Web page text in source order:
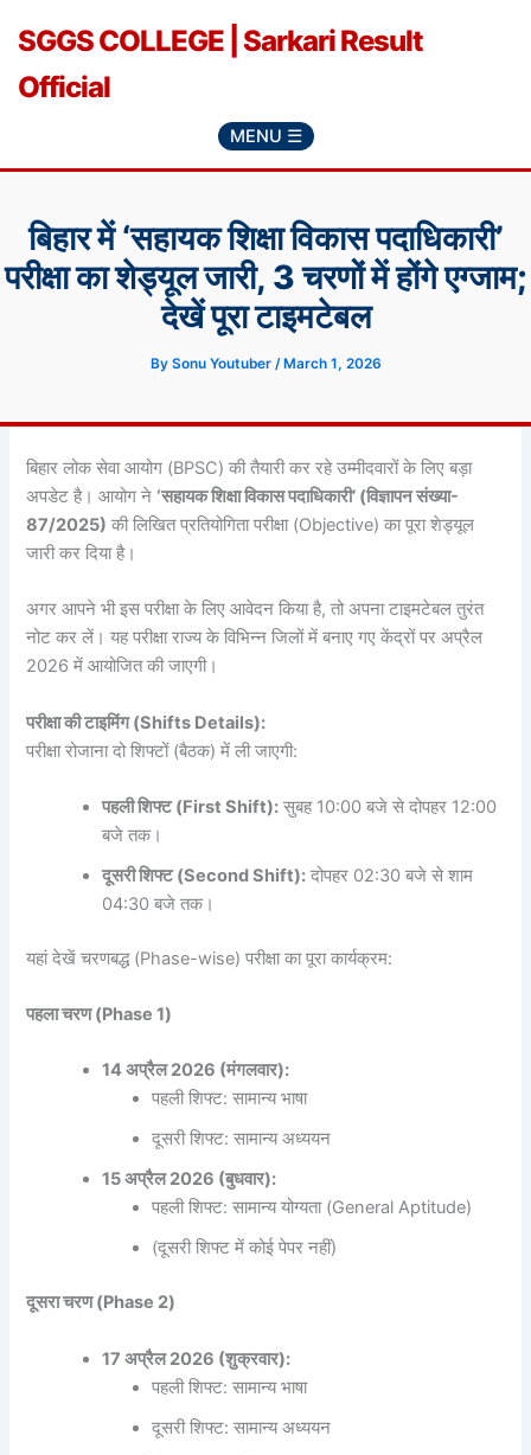
SGGS COLLEGE | Sarkari Result
Official
MENU ☰
content
बिहार में ‘सहायक शिक्षा विकास पदाधिकारी’
परीक्षा का शेड्यूल जारी, 3 चरणों में होंगे एग्जाम;
देखें पूरा टाइमटेबल
By Sonu Youtuber / March 1, 2026
बिहार लोक सेवा आयोग (BPSC) की तैयारी कर रहे उम्मीदवारों के लिए बड़ा
अपडेट है। आयोग ने ‘सहायक शिक्षा विकास पदाधिकारी’ (विज्ञापन संख्या-
87/2025) की लिखित प्रतियोगिता परीक्षा (Objective) का पूरा शेड्यूल
जारी कर दिया है।
अगर आपने भी इस परीक्षा के लिए आवेदन किया है, तो अपना टाइमटेबल तुरंत
नोट कर लें। यह परीक्षा राज्य के विभिन्न जिलों में बनाए गए केंद्रों पर अप्रैल
2026 में आयोजित की जाएगी।
परीक्षा की टाइमिंग (Shifts Details):
परीक्षा रोजाना दो शिफ्टों (बैठक) में ली जाएगी:
पहली शिफ्ट (First Shift): सुबह 10:00 बजे से दोपहर 12:00
बजे तक।
दूसरी शिफ्ट (Second Shift): दोपहर 02:30 बजे से शाम
04:30 बजे तक।
यहां देखें चरणबद्ध (Phase-wise) परीक्षा का पूरा कार्यक्रम:
पहला चरण (Phase 1)
14 अप्रैल 2026 (मंगलवार):
पहली शिफ्ट: सामान्य भाषा
दूसरी शिफ्ट: सामान्य अध्ययन
15 अप्रैल 2026 (बुधवार):
पहली शिफ्ट: सामान्य योग्यता (General Aptitude)
(दूसरी शिफ्ट में कोई पेपर नहीं)
दूसरा चरण (Phase 2)
17 अप्रैल 2026 (शुक्रवार):
पहली शिफ्ट: सामान्य भाषा
दूसरी शिफ्ट: सामान्य अध्ययन